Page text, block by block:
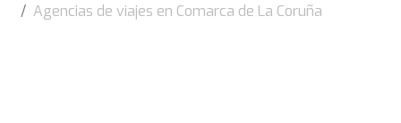
Agencias de viajes en Comarca de La Coruña